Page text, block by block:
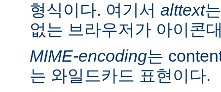
형식이다. 여기서 alttext
없는 브라우저가 아이콘
MIME-encoding는
는 와일드카드 표현이다.